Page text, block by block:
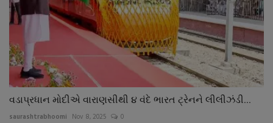
વડાપ્રધાન મોદીએ વારાણસીથી ૪ વંદે ભારત ટ્રેનને લીલીઝંડી...
saurashtrabhoomi Nov 8, 2025 0